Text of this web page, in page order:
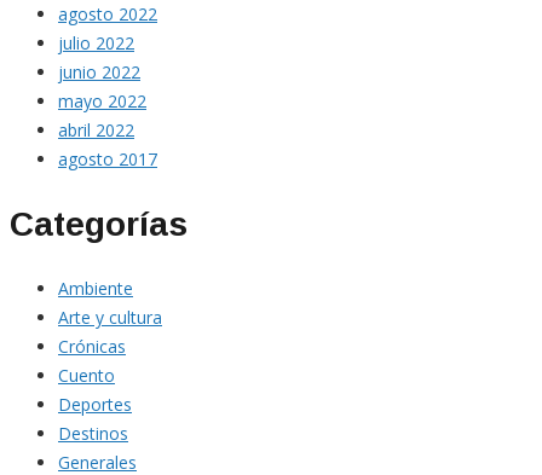
agosto 2022
julio 2022
junio 2022
mayo 2022
abril 2022
agosto 2017
Categorías
Ambiente
Arte y cultura
Crónicas
Cuento
Deportes
Destinos
Generales